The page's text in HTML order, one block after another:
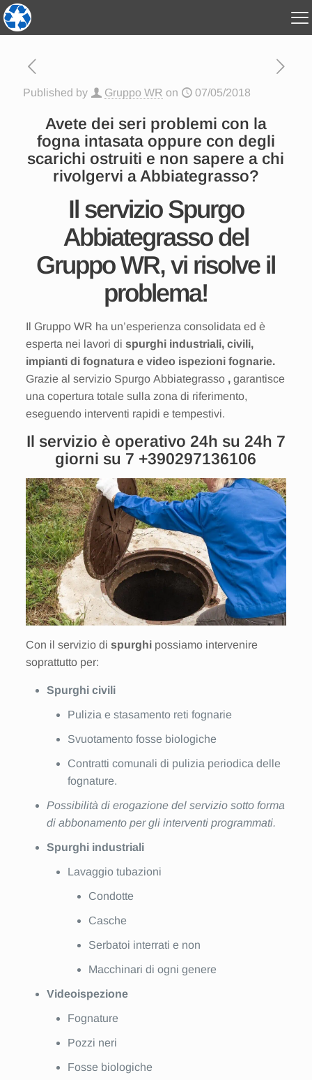
Published by Gruppo WR on 07/05/2018
Avete dei seri problemi con la
fogna intasata oppure con degli
scarichi ostruiti e non sapere a chi
rivolgervi a Abbiategrasso?
Il servizio Spurgo
Abbiategrasso del
Gruppo WR, vi risolve il
problema!
Il Gruppo WR ha un’esperienza consolidata ed è
esperta nei lavori di spurghi industriali, civili,
impianti di fognatura e video ispezioni fognarie.
Grazie al servizio Spurgo Abbiategrasso , garantisce
una copertura totale sulla zona di riferimento,
eseguendo interventi rapidi e tempestivi.
Il servizio è operativo 24h su 24h 7
giorni su 7 +390297136106
Con il servizio di spurghi possiamo intervenire
soprattutto per:
Spurghi civili
Pulizia e stasamento reti fognarie
Svuotamento fosse biologiche
Contratti comunali di pulizia periodica delle
fognature.
Possibilità di erogazione del servizio sotto forma
di abbonamento per gli interventi programmati.
Spurghi industriali
Lavaggio tubazioni
Condotte
Casche
Serbatoi interrati e non
Macchinari di ogni genere
Videoispezione
Fognature
Pozzi neri
Fosse biologiche